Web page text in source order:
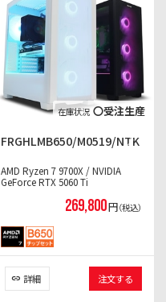
〇受注生産
FRGHLMB650/M0519/NTK
AMD Ryzen 7 9700X / NVIDIA
GeForce RTX 5060 Ti
269,800円（税込）
詳細 注文する